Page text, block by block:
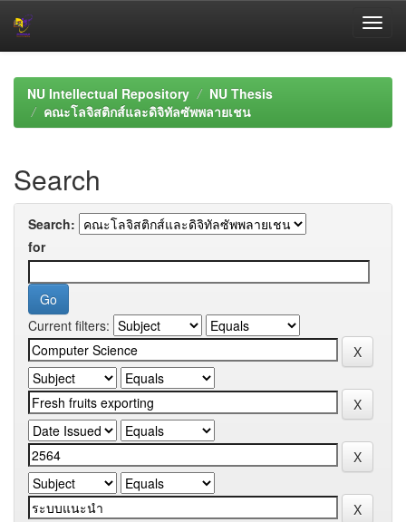
navigationNU Intellectual Repository
NU Thesis
คณะโลจิสติกส์และดิจิทัลซัพพลายเชน
Search
Search:
for
Current filters: